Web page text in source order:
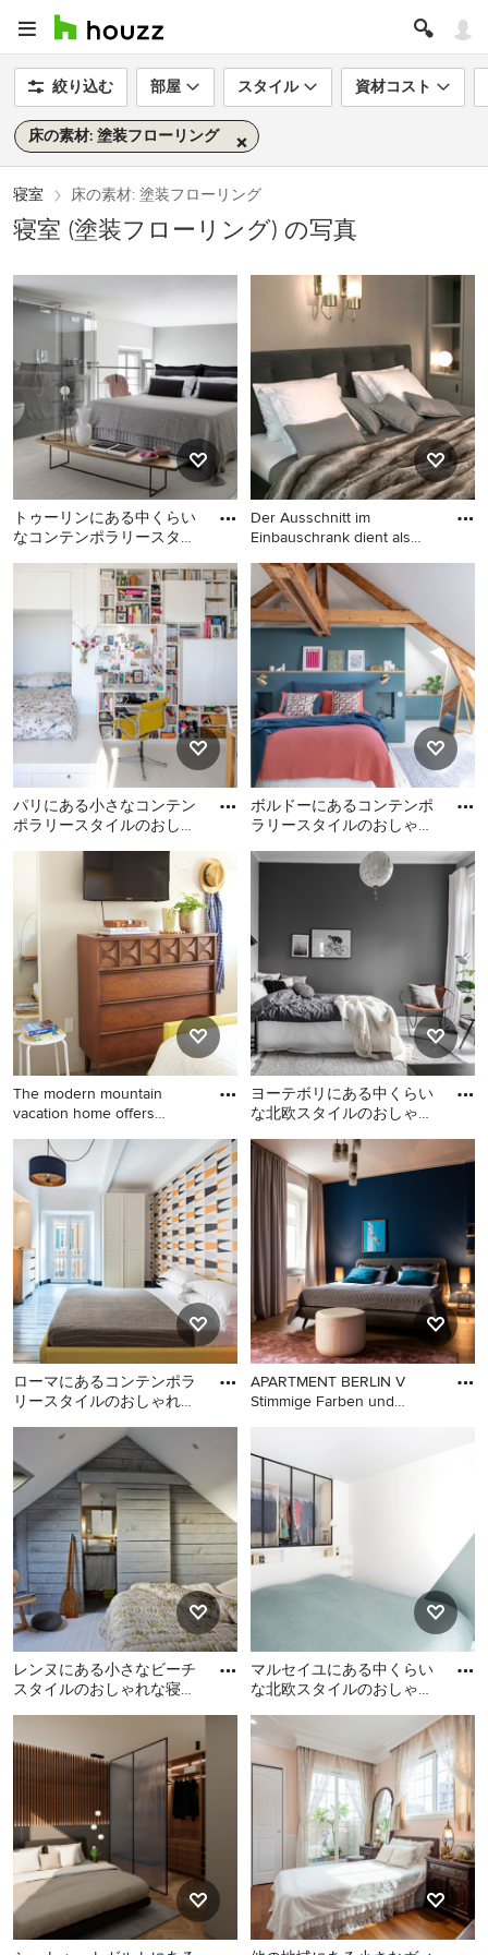
絞り込む 部屋 スタイル 資材コスト
床の素材: 塗装フローリング
寝室 床の素材: 塗装フローリング
寝室 (塗装フローリング) の写真
トゥーリンにある中くらい
なコンテンポラリースタイ
(白い床、白い壁、塗装フロ
トゥーリンにある中くらい
なコンテンポラリースタイ
ルのおしゃれなロフト寝室
(白い床、白い壁、塗装フロ
ーリング、グレーと黒)
Der Ausschnitt im
Einbauschrank dient als
ベルリンにある小さなトラ
ディショナルスタイルのお
しゃれな主寝室 (グレーの
壁、塗装フローリング、グ
レーの床) のインテリア
パリにある小さなコンテン
ポラリースタイルのおしゃ
フローリング、暖炉なし)
パリにある小さなコンテン
ポラリースタイルのおしゃ
れな主寝室 (白い壁、塗装フ
ローリング、暖炉なし) のイ
ンテリア
ボルドーにあるコンテンポ
ラリースタイルのおしゃれ
ーリング、白い床、表し
ボルドーにあるコンテンポ
ラリースタイルのおしゃれ
な寝室 (青い壁、塗装フロー
リング、白い床、表し梁、
三角天井) のレイアウト
The modern mountain
vacation home offers
サンディエゴにある中くら
いなミッドセンチュリース
タイルのおしゃれな寝室 (グ
レーの壁、塗装フローリン
グ、グレーの床) のインテリ
ア
ヨーテボリにある中くらい
な北欧スタイルのおしゃれ
装フローリング、暖炉な
し、
ヨーテボリにある中くらい
な北欧スタイルのおしゃれ
な主寝室 (グレーの壁、塗装
フローリング、暖炉なし、
アクセントウォール、グレ
ーとブラウン) のインテリア
ローマにあるコンテンポラ
リースタイルのおしゃれな
リング、グレーの床、アク
セ
ローマにあるコンテンポラ
リースタイルのおしゃれな
寝室 (白い壁、塗装フローリ
ング、グレーの床、アクセ
ントウォール)
APARTMENT BERLIN V
Stimmige Farben und
エクレクティックスタイル
のおしゃれな寝室 (青い壁、
塗装フローリング、茶色い
床)
レンヌにある小さなビーチ
スタイルのおしゃれな寝室
レンヌにある小さなビーチ
スタイルのおしゃれな寝室
(塗装フローリング、勾配天
マルセイユにある中くらい
な北欧スタイルのおしゃれ
ローリング、暖炉なし、白
マルセイユにある中くらい
な北欧スタイルのおしゃれ
な主寝室 (緑の壁、塗装フロ
ーリング、暖炉なし、白い